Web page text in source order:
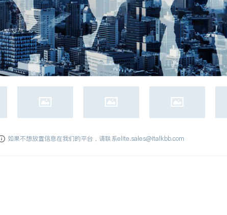
如果不想放置信息在我们的平台，请联系elite.sales@italkbb.com